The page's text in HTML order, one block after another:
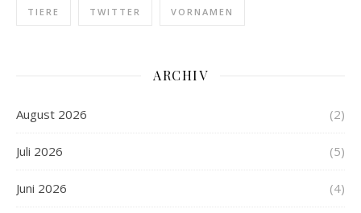
TIERE TWITTER VORNAMEN
ARCHIV
August 2026 (2)
Juli 2026 (5)
Juni 2026 (4)